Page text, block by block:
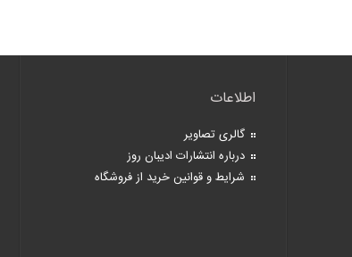
اطلاعات
گالری تصاویر
درباره انتشارات ادیبان روز
شرایط و قوانین خرید از فروشگاه